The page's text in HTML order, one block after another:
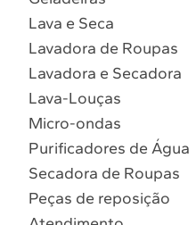
Lava e Seca
Lavadora de Roupas
Lavadora e Secadora
Lava-Louças
Micro-ondas
Purificadores de Água
Secadora de Roupas
Peças de reposição